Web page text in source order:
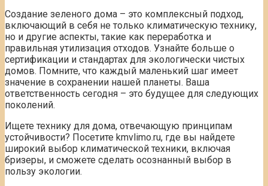
Создание зеленого дома – это комплексный подход,
включающий в себя не только климатическую технику,
но и другие аспекты, такие как переработка и
правильная утилизация отходов. Узнайте больше о
сертификации и стандартах для экологически чистых
домов. Помните, что каждый маленький шаг имеет
значение в сохранении нашей планеты. Ваша
ответственность сегодня – это будущее для следующих
поколений.
Ищете технику для дома, отвечающую принципам
устойчивости? Посетите kmvlimo.ru, где вы найдете
широкий выбор климатической техники, включая
бризеры, и сможете сделать осознанный выбор в
пользу экологии.